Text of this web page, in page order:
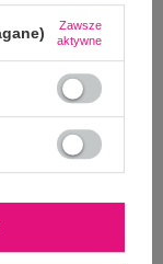
Zawsze
aktywne